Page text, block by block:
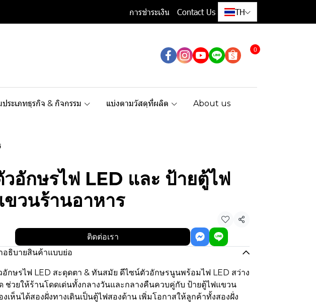
การชำระเงิน Contact Us TH
0
ระเภทธุรกิจ & กิจกรรม แบ่งตามวัสดุที่ผลิต About us
วอักษรไฟ LED และ ป้ายตู้ไฟ
ขวนร้านอาหาร
แชร์
ติดต่อเรา
อธิบายสินค้าแบบย่อ
อักษรไฟ LED สะดุดตา & ทันสมัย ดีไซน์ตัวอักษรนูนพร้อมไฟ LED สว่าง
ช่วยให้ร้านโดดเด่นทั้งกลางวันและกลางคืนควบคู่กับ ป้ายตู้ไฟแขวน
งเห็นได้สองฝั่งทางเดินเป็นตู้ไฟสองด้าน เพิ่มโอกาสให้ลูกค้าทั้งสองฝั่ง